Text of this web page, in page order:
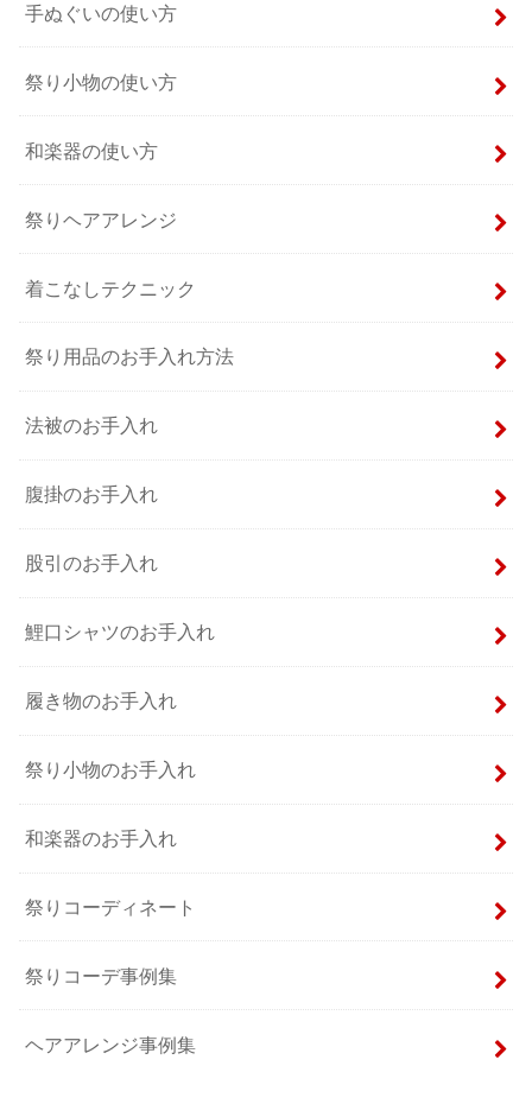
手ぬぐいの使い方
祭り小物の使い方
和楽器の使い方
祭りヘアアレンジ
着こなしテクニック
祭り用品のお手入れ方法
法被のお手入れ
腹掛のお手入れ
股引のお手入れ
鯉口シャツのお手入れ
履き物のお手入れ
祭り小物のお手入れ
和楽器のお手入れ
祭りコーディネート
祭りコーデ事例集
ヘアアレンジ事例集